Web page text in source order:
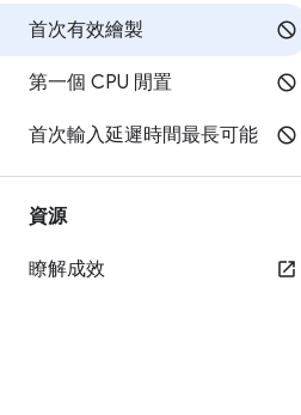
首次有效繪製
第一個 CPU 閒置
首次輸入延遲時間最長可能
資源
瞭解成效